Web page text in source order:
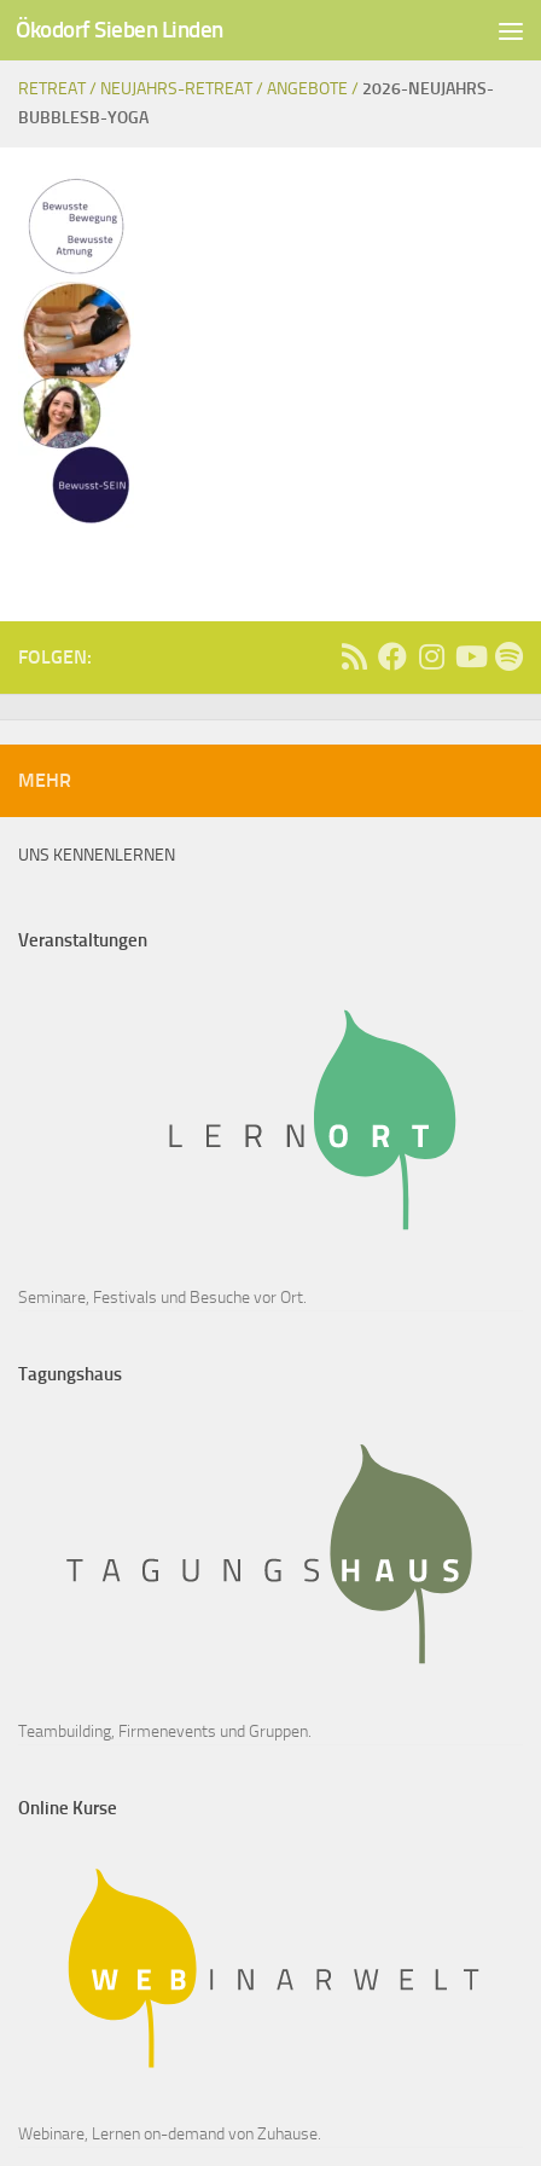
Unter dem Inhalt
Ökodorf Sieben Linden
RETREAT / NEUJAHRS-RETREAT /ANGEBOTE / 2026-NEUJAHRS-
BUBBLESB-YOGA
FOLGEN:
MEHR
UNS KENNENLERNEN
Veranstaltungen
Seminare, Festivals und Besuche vor Ort.
Tagungshaus
Teambuilding, Firmenevents und Gruppen.
Online Kurse
Webinare, Lernen on-demand von Zuhause.